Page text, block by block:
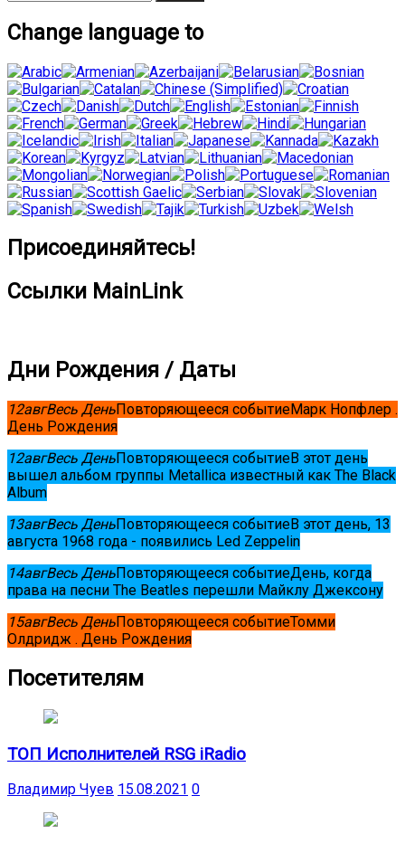
Change language to
Присоединяйтесь!
Ссылки MainLink
Дни Рождения / Даты
12авгВесь ДеньПовторяющееся событиеМарк Нопфлер .
День Рождения
12авгВесь ДеньПовторяющееся событиеВ этот день
вышел альбом группы Metallica известный как The Black
Album
13авгВесь ДеньПовторяющееся событиеВ этот день, 13
августа 1968 года - появились Led Zeppelin
14авгВесь ДеньПовторяющееся событиеДень, когда
права на песни The Beatles перешли Майклу Джексону
15авгВесь ДеньПовторяющееся событиеТомми
Олдридж . День Рождения
Посетителям
ТОП Исполнителей RSG iRadio
Владимир Чуев 15.08.2021 0